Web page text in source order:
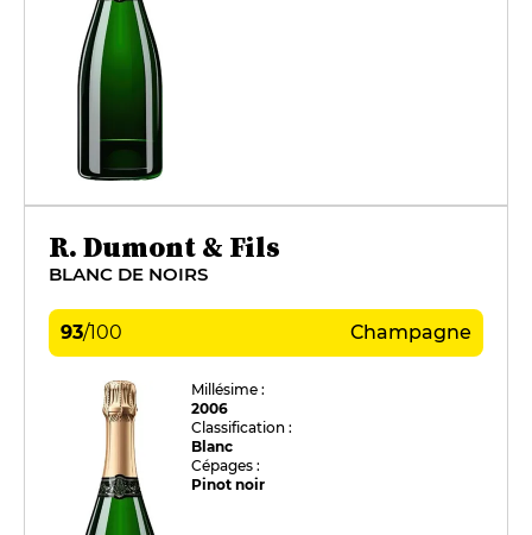
R. Dumont & Fils
BLANC DE NOIRS
93/100 Champagne
Millésime :
2006
Classification :
Blanc
Cépages :
Pinot noir